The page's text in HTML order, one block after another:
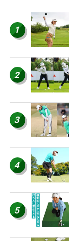
1
2
3
4
5